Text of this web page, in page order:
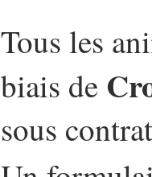
Tous les
biais de
sous